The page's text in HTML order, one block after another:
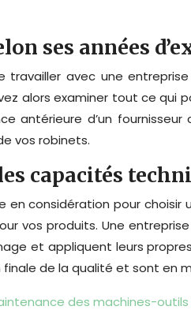
ses années
avec une
alors examiner tout ce qui
antérieure d’un fournisseur
vos robinets.
capacités
en considération pour choisir
vos produits. Une
et appliquent leurs
de la qualité et sont en
des machines-outils